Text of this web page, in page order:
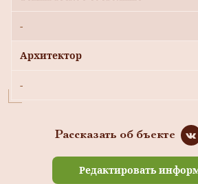
-
Архитектор
-
Рассказать об бъекте
Редактировать